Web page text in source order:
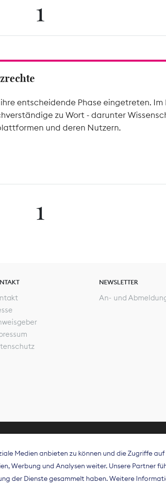
1
entscheidende Phase eingetreten. Im
zu Wort - darunter
und deren Nutzern.
1
NEWSLETTER
An- und
und Zeitungsverleger (BDZV)
der Zeitungsverlage und digitalen
Medien anbieten zu können und die Zugriffe
Werbung und Analysen weiter. Unsere Partner
der Dienste gesammelt haben. Weitere